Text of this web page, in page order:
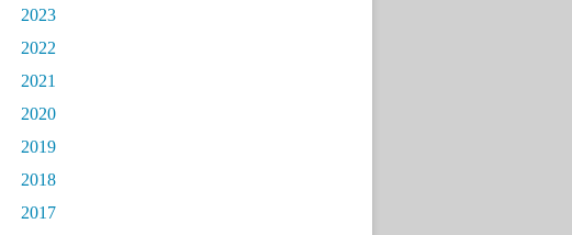
2023
2022
2021
2020
2019
2018
2017